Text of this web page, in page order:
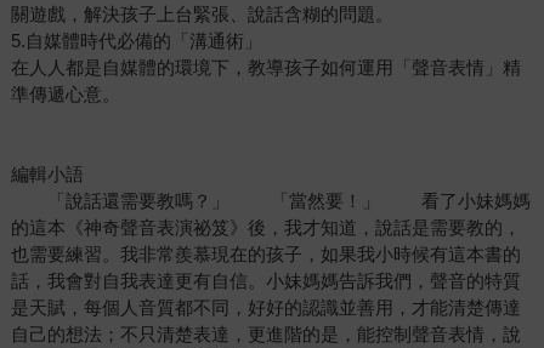
關遊戲，解決孩子上台緊張、說話含糊的問題。
5.自媒體時代必備的「溝通術」
在人人都是自媒體的環境下，教導孩子如何運用「聲音表情」精
準傳遞心意。
編輯小語
「說話還需要教嗎？」 「當然要！」 看了小妹媽媽
的這本《神奇聲音表演祕笈》後，我才知道，說話是需要教的，
也需要練習。我非常羨慕現在的孩子，如果我小時候有這本書的
話，我會對自我表達更有自信。小妹媽媽告訴我們，聲音的特質
是天賦，每個人音質都不同，好好的認識並善用，才能清楚傳達
自己的想法；不只清楚表達，更進階的是，能控制聲音表情，說